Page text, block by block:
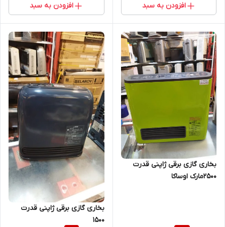
افزودن به سبد افزودن به سبد
بخاری گازی برقی ژاپنی قدرت
2500مارک اوساکا
بخاری گازی برقی ژاپنی قدرت
1500